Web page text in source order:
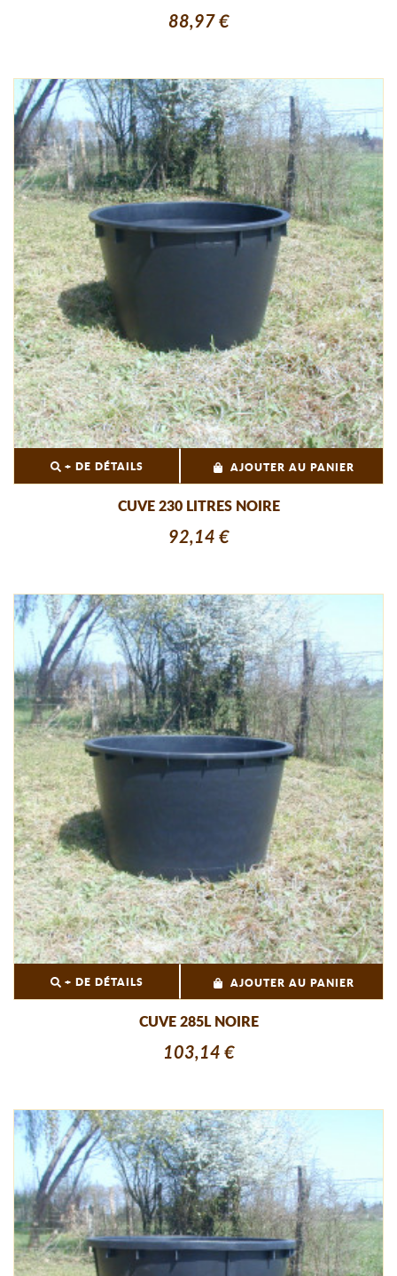
88,97 €
+ DE DÉTAILS AJOUTER AU PANIER
CUVE 230 LITRES NOIRE
92,14 €
+ DE DÉTAILS AJOUTER AU PANIER
CUVE 285L NOIRE
103,14 €